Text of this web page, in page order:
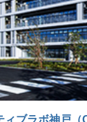
ィブラボ神戸（